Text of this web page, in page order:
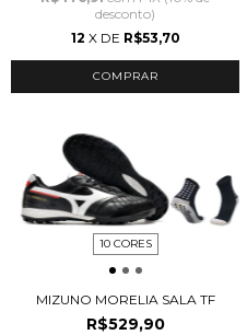
desconto)
12 X DE R$53,70
COMPRAR
10 CORES
MIZUNO MORELIA SALA TF
R$529,90